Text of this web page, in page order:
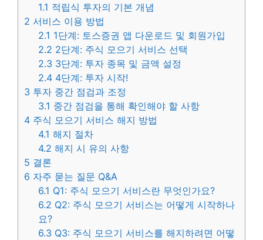
1.1 적립식 투자의 기본 개념
2 서비스 이용 방법
2.1 1단계: 토스증권 앱 다운로드 및 회원가입
2.2 2단계: 주식 모으기 서비스 선택
2.3 3단계: 투자 종목 및 금액 설정
2.4 4단계: 투자 시작!
3 투자 중간 점검과 조정
3.1 중간 점검을 통해 확인해야 할 사항
4 주식 모으기 서비스 해지 방법
4.1 해지 절차
4.2 해지 시 유의 사항
5 결론
6 자주 묻는 질문 Q&A
6.1 Q1: 주식 모으기 서비스란 무엇인가요?
6.2 Q2: 주식 모으기 서비스는 어떻게 시작하나
요?
6.3 Q3: 주식 모으기 서비스를 해지하려면 어떻